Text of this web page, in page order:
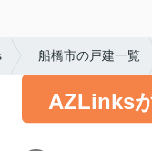
船橋市の戸建一覧
AZLinks